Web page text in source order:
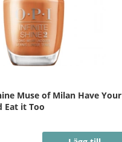
Muse of Milan Have Your
Eat it Too